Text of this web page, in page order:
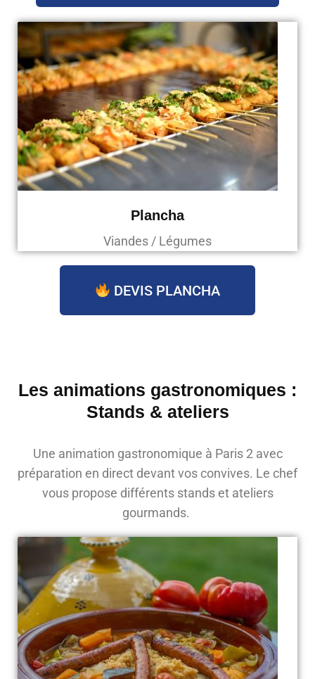
Plancha
Viandes / Légumes
DEVIS PLANCHA
Les animations gastronomiques :
Stands & ateliers
Une animation gastronomique à Paris 2 avec
préparation en direct devant vos convives. Le chef
vous propose différents stands et ateliers
gourmands.